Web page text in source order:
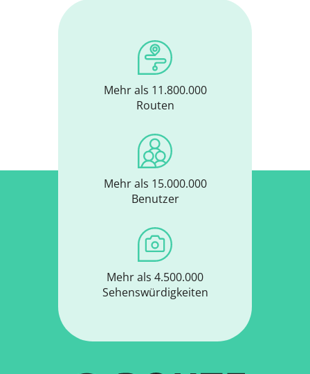
Mehr als 11.800.000
Routen
Mehr als 15.000.000
Benutzer
Mehr als 4.500.000
Sehenswürdigkeiten